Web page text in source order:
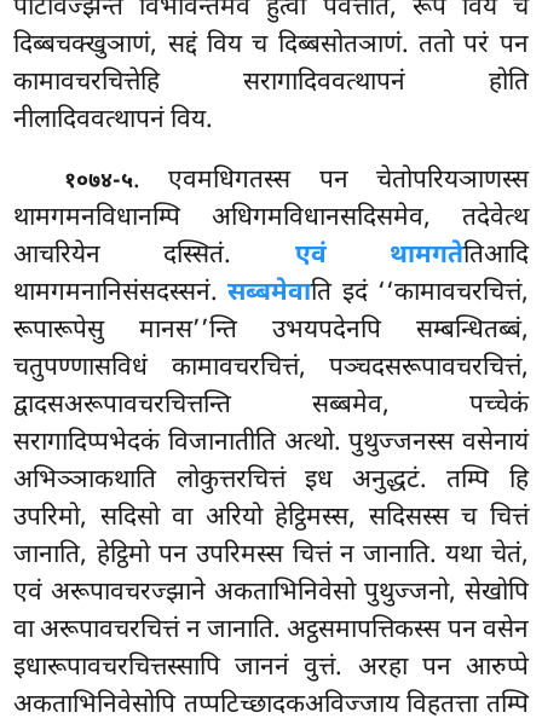
पटिविज्झन्तं विभावेन्तमेव हुत्वा पवत्तति, रूपं विय च
दिब्बचक्खुञाणं, सद्दं विय च दिब्बसोतञाणं. ततो परं पन
कामावचरचित्तेहि सरागादिववत्थापनं होति
नीलादिववत्थापनं विय.
१०७४-५. एवमधिगतस्स पन चेतोपरियञाणस्स
थामगमनविधानम्पि अधिगमविधानसदिसमेव, तदेवेत्थ
आचरियेन दस्सितं. एवं थामगतेतिआदि
थामगमनानिसंसदस्सनं.सब्बमेवाति इदं ‘‘कामावचरचित्तं,
रूपारूपेसुमानस’’न्ति उभयपदेनपि सम्बन्धितब्बं,
चतुपण्णासविधं कामावचरचित्तं, पञ्चदसरूपावचरचित्तं,
द्वादसअरूपावचरचित्तन्ति सब्बमेव, पच्चेकं
सरागादिप्पभेदकं विजानातीति अत्थो. पुथुज्जनस्स वसेनायं
अभिञ्ञाकथाति लोकुत्तरचित्तं इध अनुद्धटं. तम्पि हि
उपरिमो, सदिसो वा अरियो हेट्ठिमस्स, सदिसस्स च चित्तं
जानाति, हेट्ठिमो पन उपरिमस्स चित्तं न जानाति. यथा चेतं,
एवं अरूपावचरज्झाने अकताभिनिवेसो पुथुज्जनो, सेखोपि
वा अरूपावचरचित्तं न जानाति. अट्ठसमापत्तिकस्स पन वसेन
इधारूपावचरचित्तस्सापि जाननं वुत्तं. अरहा पन आरुप्पे
अकताभिनिवेसोपि तप्पटिच्छादकअविज्जाय विहतत्ता तम्पि